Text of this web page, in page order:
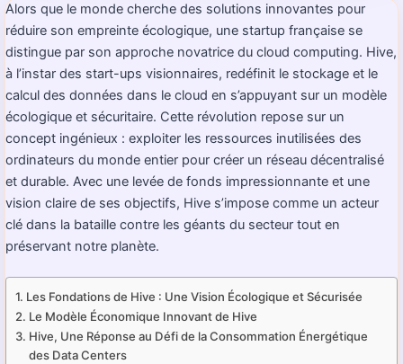
Alors que le monde cherche des solutions innovantes pour
réduire son empreinte écologique, une startup française se
distingue par son approche novatrice du cloud computing. Hive,
à l’instar des start-ups visionnaires, redéfinit le stockage et le
calcul des données dans le cloud en s’appuyant sur un modèle
écologique et sécuritaire. Cette révolution repose sur un
concept ingénieux : exploiter les ressources inutilisées des
ordinateurs du monde entier pour créer un réseau décentralisé
et durable. Avec une levée de fonds impressionnante et une
vision claire de ses objectifs, Hive s’impose comme un acteur
clé dans la bataille contre les géants du secteur tout en
préservant notre planète.
Les Fondations de Hive : Une Vision Écologique et Sécurisée
Le Modèle Économique Innovant de Hive
Hive, Une Réponse au Défi de la Consommation Énergétique
des Data Centers